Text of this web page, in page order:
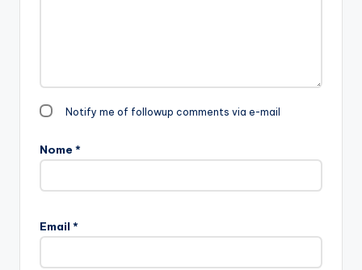
Notify me of followup comments via e-mail
Nome *
Email *